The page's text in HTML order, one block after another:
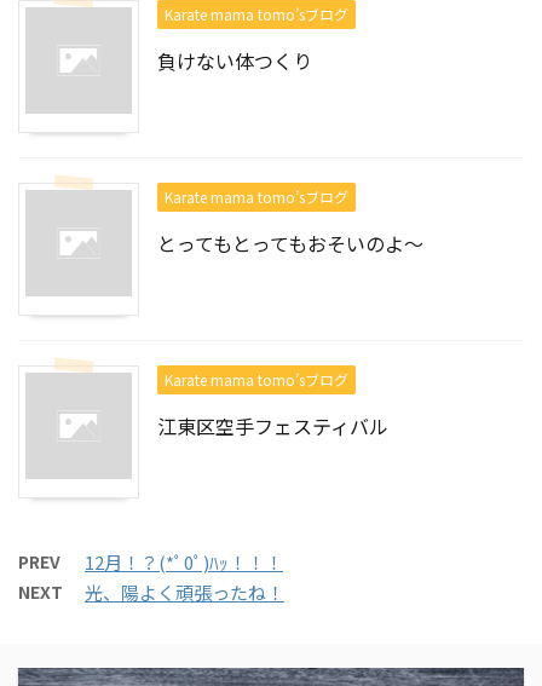
Karate mama tomo’sブログ
負けない体つくり
Karate mama tomo’sブログ
とってもとってもおそいのよ～
Karate mama tomo’sブログ
江東区空手フェスティバル
PREV 12月！？(*ﾟ0ﾟ)ﾊｯ！！！
NEXT 光、陽よく頑張ったね！